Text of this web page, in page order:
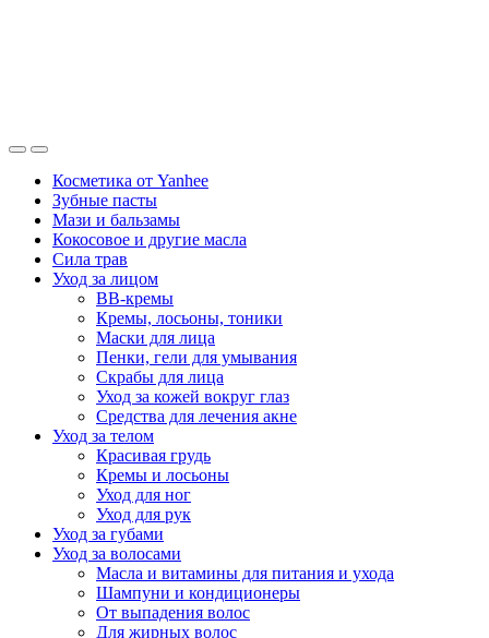
Косметика от Yanhee
Зубные пасты
Мази и бальзамы
Кокосовое и другие масла
Сила трав
Уход за лицом
BB-кремы
Кремы, лосьоны, тоники
Маски для лица
Пенки, гели для умывания
Скрабы для лица
Уход за кожей вокруг глаз
Средства для лечения акне
Уход за телом
Красивая грудь
Кремы и лосьоны
Уход для ног
Уход для рук
Уход за губами
Уход за волосами
Масла и витамины для питания и ухода
Шампуни и кондиционеры
От выпадения волос
Для жирных волос